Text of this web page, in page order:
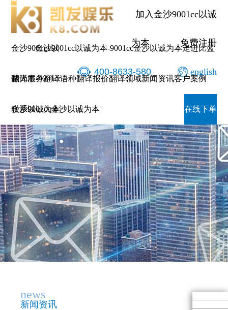
加入金沙9001cc以诚
为本 免费注册
400-8633-580 english
金沙9001cc以
诚为本-9001cc
金沙以诚为本
金沙9001cc以诚为本-9001cc金沙以诚为本走进比蓝
翻译服务翻译语种翻译报价翻译领域新闻资讯客户案例
联系9001cc金沙以诚为本 在线下单
news
新闻资讯